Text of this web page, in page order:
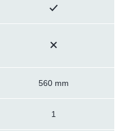
560 mm
1